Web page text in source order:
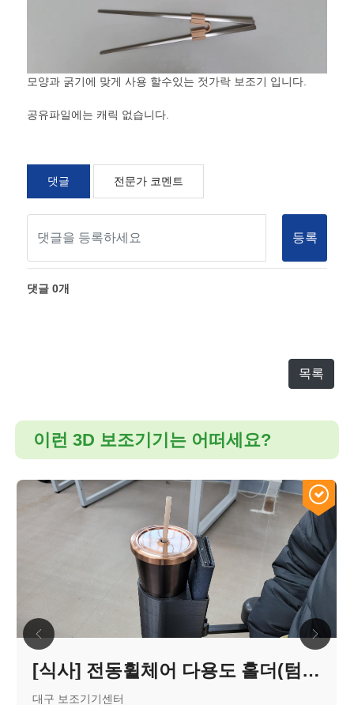
모양과 굵기에 맞게 사용 할수있는 젓가락 보조기 입니다.
공유파일에는 캐릭 없습니다.
댓글 전문가 코멘트
등록
댓글0개
목록
이런 3D 보조기기는 어떠세요?
[식사] 전동휠체어 다용도 홀더(텀블러, 핸드폰) 제작
대구 보조기기센터